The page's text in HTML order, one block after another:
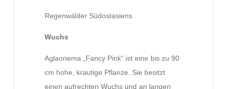
Regenwälder Südostasiens
Wuchs
Aglaonema „Fancy Pink“ ist eine bis zu 90
cm hohe, krautige Pflanze. Sie besitzt
einen aufrechten Wuchs und an langen